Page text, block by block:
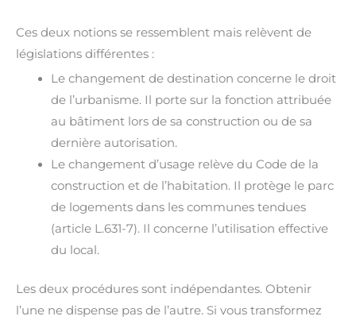
Ces deux notions se ressemblent mais relèvent de
législations différentes :
Le changement de destination concerne le droit
de l’urbanisme. Il porte sur la fonction attribuée
au bâtiment lors de sa construction ou de sa
dernière autorisation.
Le changement d’usage relève du Code de la
construction et de l’habitation. Il protège le parc
de logements dans les communes tendues
(article L.631-7). Il concerne l’utilisation effective
du local.
Les deux procédures sont indépendantes. Obtenir
l’une ne dispense pas de l’autre. Si vous transformez